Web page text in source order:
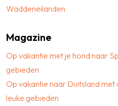
Waddeneilanden
Magazine
Op vakantie met je hond naar
gebieden
Op vakantie naar Duitsland met
leuke gebieden